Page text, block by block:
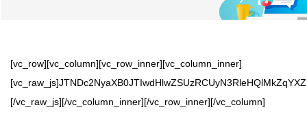
[vc_row][vc_column][vc_row_inner][vc_column_inner]
[/vc_raw_js][/vc_column_inner][/vc_row_inner][/vc_column]